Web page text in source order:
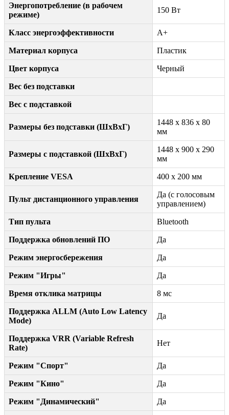
Энергопотребление (в рабочем
режиме)
150 Вт
Класс энергоэффективности A+
Материал корпуса Пластик
Цвет корпуса Черный
Вес без подставки
Вес с подставкой
Размеры без подставки (ШxВxГ)
1448 x 836 x 80
мм
Размеры с подставкой (ШxВxГ)
1448 x 900 x 290
мм
Крепление VESA 400 x 200 мм
Пульт дистанционного управления
Да (с голосовым
управлением)
Тип пульта Bluetooth
Поддержка обновлений ПО Да
Режим энергосбережения Да
Режим "Игры" Да
Время отклика матрицы 8 мс
Поддержка ALLM (Auto Low Latency
Mode)
Да
Поддержка VRR (Variable Refresh
Rate)
Нет
Режим "Спорт" Да
Режим "Кино" Да
Режим "Динамический" Да